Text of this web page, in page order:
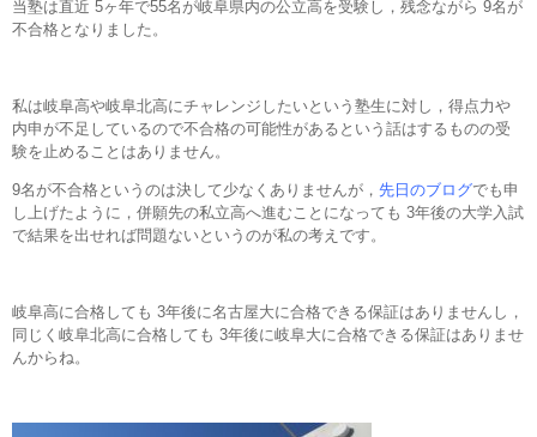
当塾は直近 5ヶ年で55名が岐阜県内の公立高を受験し，残念ながら 9名が
不合格となりました。
私は岐阜高や岐阜北高にチャレンジしたいという塾生に対し，得点力や
内申が不足しているので不合格の可能性があるという話はするものの受
験を止めることはありません。
9名が不合格というのは決して少なくありませんが， 先日のブログでも申
し上げたように，併願先の私立高へ進むことになっても 3年後の大学入試
で結果を出せれば問題ないというのが私の考えです。
岐阜高に合格しても 3年後に名古屋大に合格できる保証はありませんし，
同じく岐阜北高に合格しても 3年後に岐阜大に合格できる保証はありませ
んからね。